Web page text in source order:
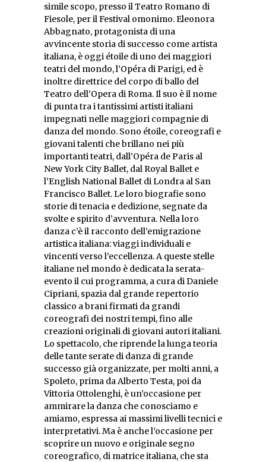
simile scopo, presso il Teatro Romano di
Fiesole, per il Festival omonimo. Eleonora
Abbagnato, protagonista di una
avvincente storia di successo come artista
italiana, è oggi étoile di uno dei maggiori
teatri del mondo, l’Opéra di Parigi, ed è
inoltre direttrice del corpo di ballo del
Teatro dell’Opera di Roma. Il suo è il nome
di punta tra i tantissimi artisti italiani
impegnati nelle maggiori compagnie di
danza del mondo. Sono étoile, coreografi e
giovani talenti che brillano nei più
importanti teatri, dall’Opéra de Paris al
New York City Ballet, dal Royal Ballet e
l’English National Ballet di Londra al San
Francisco Ballet. Le loro biografie sono
storie di tenacia e dedizione, segnate da
svolte e spirito d’avventura. Nella loro
danza c’è il racconto dell’emigrazione
artistica italiana: viaggi individuali e
vincenti verso l’eccellenza. A queste stelle
italiane nel mondo è dedicata la serata-
evento il cui programma, a cura di Daniele
Cipriani, spazia dal grande repertorio
classico a brani firmati da grandi
coreografi dei nostri tempi, fino alle
creazioni originali di giovani autori italiani.
Lo spettacolo, che riprende la lunga teoria
delle tante serate di danza di grande
successo già organizzate, per molti anni, a
Spoleto, prima da Alberto Testa, poi da
Vittoria Ottolenghi, è un’occasione per
ammirare la danza che conosciamo e
amiamo, espressa ai massimi livelli tecnici e
interpretativi. Ma è anche l’occasione per
scoprire un nuovo e originale segno
coreografico, di matrice italiana, che sta